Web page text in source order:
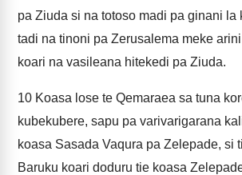
pa Ziuda si na totoso madi pa ginani la
tadi na tinoni pa Zerusalema meke
koari na vasileana hitekedi pa Ziuda.
10 Koasa lose te Qemaraea sa tuna
kubekubere, sapu pa varivarigarana
koasa Sasada Vaqura pa Zelepade, si
Baruku koari doduru tie koasa